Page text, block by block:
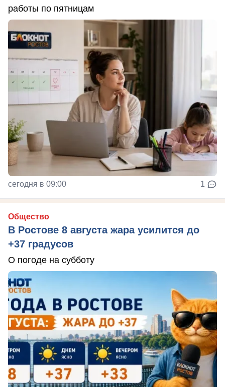
работы по пятницам
сегодня в 09:00 1
Общество
В Ростове 8 августа жара усилится до
+37 градусов
О погоде на субботу